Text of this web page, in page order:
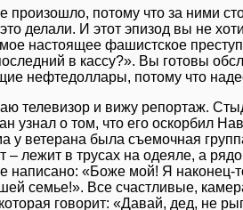
произошло, потому что за ними
делали. И этот эпизод вы не
настоящее фашистское
в кассу?». Вы готовы
нефтедоллары, потому что
телевизор и вижу репортаж.
узнал о том, что его оскорбил
у ветерана была съемочная
– лежит в трусах на одеяле, а
написано: «Боже мой! Я наконец-
семье!». Все счастливые,
говорит: «Давай, дед, не